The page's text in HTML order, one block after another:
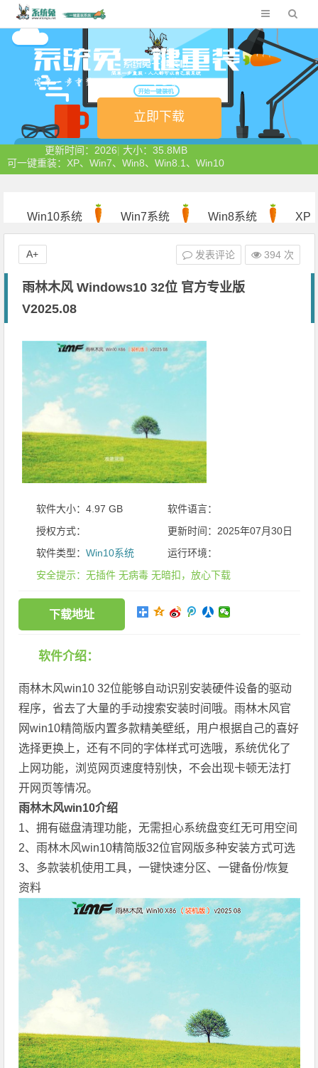
立即下载
更新时间：2026| 大小：35.8MB
可一键重装：XP、Win7、Win8、Win8.1、Win10
Win10系统 Win7系统 Win8系统 XP
雨林木风 Windows10 32位 官方专业版
V2025.08
软件大小：4.97 GB
软件语言：
授权方式：
更新时间：2025年07月30日
软件类型： Win10系统
运行环境：
安全提示：无插件 无病毒 无暗扣，放心下载
下载地址
软件介绍：
雨林木风win10 32位能够自动识别安装硬件设备的驱动
程序，省去了大量的手动搜索安装时间哦。雨林木风官
网win10精简版内置多款精美壁纸，用户根据自己的喜好
选择更换上，还有不同的字体样式可选哦，系统优化了
上网功能，浏览网页速度特别快，不会出现卡顿无法打
开网页等情况。
雨林木风win10介绍
1、拥有磁盘清理功能，无需担心系统盘变红无可用空间
2、雨林木风win10精简版32位官网版多种安装方式可选
3、多款装机使用工具，一键快速分区、一键备份/恢复
资料
发表评论 394 次
A+